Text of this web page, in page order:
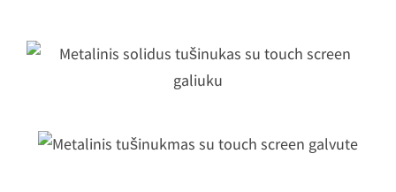
Metalinis solidus tušinukas su touch
screen galiuku
tušinukmas su touch